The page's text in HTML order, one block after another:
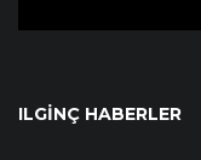
ILGINÇ HABERLER